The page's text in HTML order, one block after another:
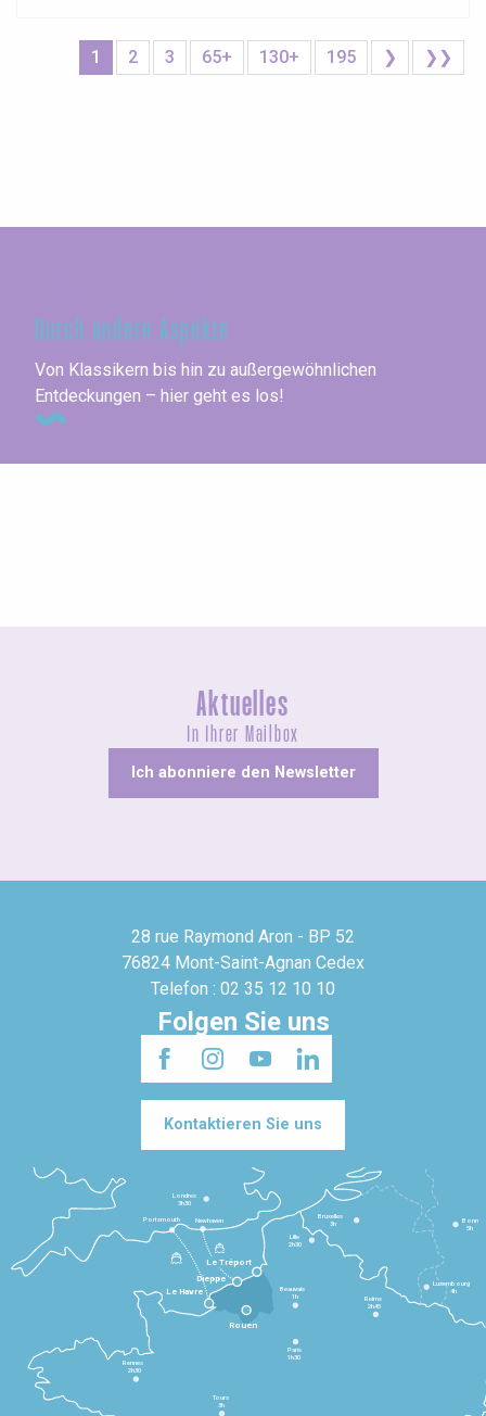
1 2 3 65+ 130+ 195 ❯ ❯❯
Durch andere Aspekte
Von Klassikern bis hin zu außergewöhnlichen
Entdeckungen – hier geht es los!
Aktuelles
In Ihrer Mailbox
Ich abonniere den Newsletter
28 rue Raymond Aron - BP 52
76824 Mont-Saint-Agnan Cedex
Telefon : 02 35 12 10 10
Folgen Sie uns
Kontaktieren Sie uns
Le Havre
Dieppe
Le Tréport
Rennes
2h30
Tours
3h
Paris
1h30
Beauvais
1h
Reims
2h45
Lille
2h30
Bruxelles
3h
Londres
3h30
Newhaven
Portsmouth
Bonn
5h
Luxembourg
4h
Rouen